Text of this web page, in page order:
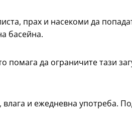
прах и насекоми да
басейна.
да ограничите тази
и ежедневна употреба.